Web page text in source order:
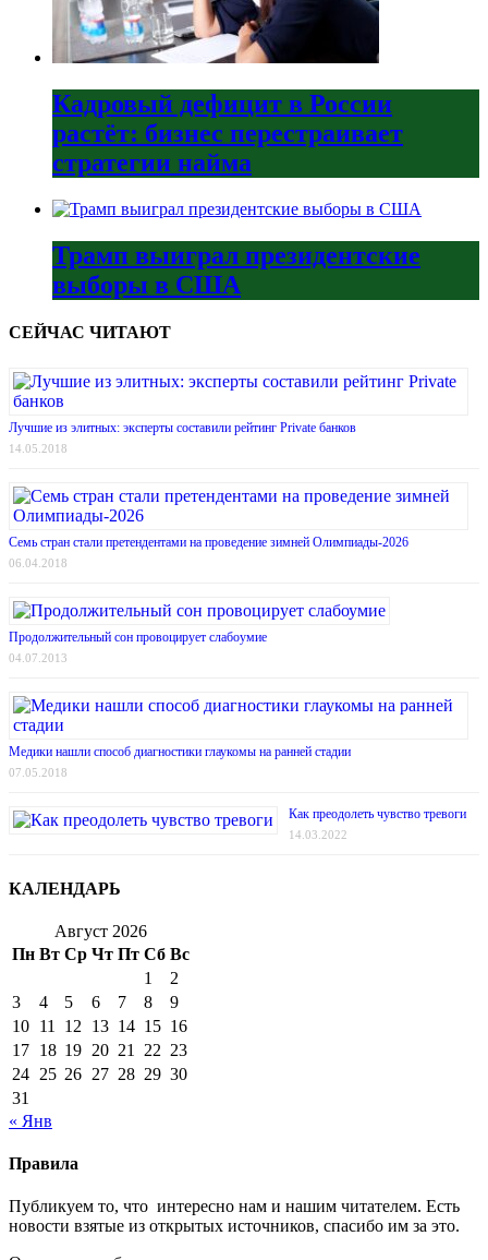
Кадровый дефицит в России
растёт: бизнес перестраивает
стратегии найма
Трамп выиграл президентские
выборы в США
СЕЙЧАС ЧИТАЮТ
Лучшие из элитных: эксперты составили рейтинг Private банков
14.05.2018
Семь стран стали претендентами на проведение зимней Олимпиады-2026
06.04.2018
Продолжительный сон провоцирует слабоумие
04.07.2013
Медики нашли способ диагностики глаукомы на ранней стадии
07.05.2018
Как преодолеть чувство тревоги
14.03.2022
КАЛЕНДАРЬ
Август 2026
Пн Вт Ср Чт Пт Сб Вс
1
2
3
4 5 6 7 8
9
10 11 12 13 14 15 16
17 18 19 20 21 22 23
24 25 26 27 28 29 30
31
« Янв
Правила
Публикуем то, что интересно нам и нашим читателем. Есть
новости взятые из открытых источников, спасибо им за это.